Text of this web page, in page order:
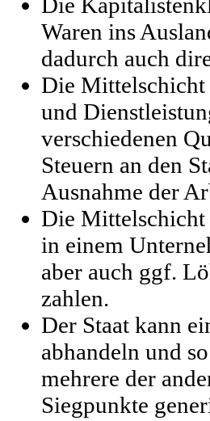
Waren ins
dadurch auch
Die Mittelschicht
und
verschiedenen
Steuern an den
Ausnahme der
Die Mittelschicht
in einem
aber auch ggf.
zahlen.
Der Staat kann
abhandeln und
mehrere der
Siegpunkte